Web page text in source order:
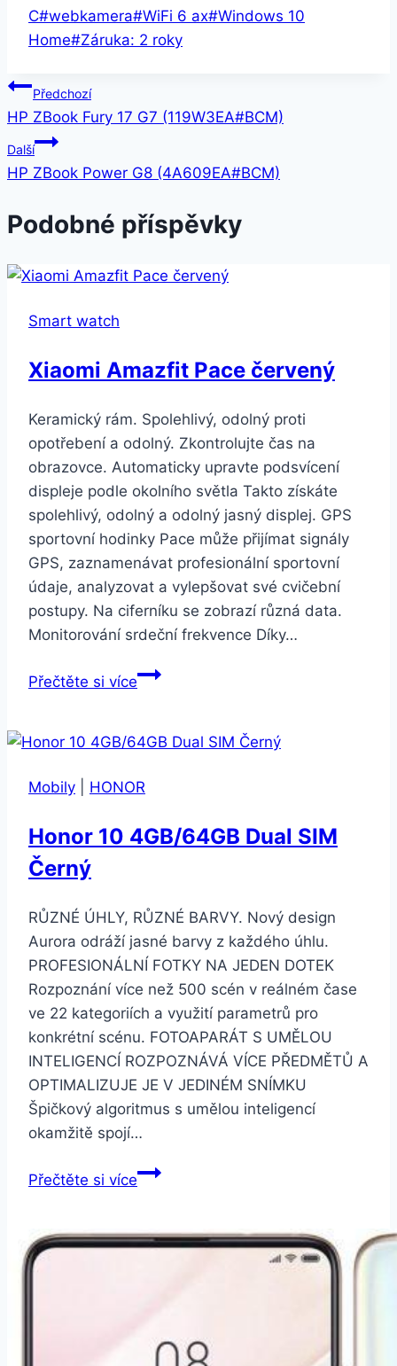
C#webkamera#WiFi 6 ax#Windows 10
Home#Záruka: 2 roky
Navigace
pro
příspěvek
Předchozí
HP ZBook Fury 17 G7 (119W3EA#BCM)
Další
HP ZBook Power G8 (4A609EA#BCM)
Podobné příspěvky
Smart watch
Xiaomi Amazfit Pace červený
Keramický rám. Spolehlivý, odolný proti
opotřebení a odolný. Zkontrolujte čas na
obrazovce. Automaticky upravte podsvícení
displeje podle okolního světla Takto získáte
spolehlivý, odolný a odolný jasný displej. GPS
sportovní hodinky Pace může přijímat signály
GPS, zaznamenávat profesionální sportovní
údaje, analyzovat a vylepšovat své cvičební
postupy. Na ciferníku se zobrazí různá data.
Monitorování srdeční frekvence Díky…
Přečtěte si víceXiaomi
červený
Mobily HONOR
Honor 10 4GB/64GB Dual SIM
Černý
RŮZNÉ ÚHLY, RŮZNÉ BARVY. Nový design
Aurora odráží jasné barvy z každého úhlu.
PROFESIONÁLNÍ FOTKY NA JEDEN DOTEK
Rozpoznání více než 500 scén v reálném čase
ve 22 kategoriích a využití parametrů pro
konkrétní scénu. FOTOAPARÁT S UMĚLOU
INTELIGENCÍ ROZPOZNÁVÁ VÍCE PŘEDMĚTŮ A
OPTIMALIZUJE JE V JEDINÉM SNÍMKU
Špičkový algoritmus s umělou inteligencí
okamžitě spojí…
Přečtěte si víceHonor
Dual